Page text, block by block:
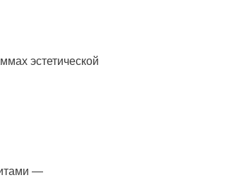
эстетической
—